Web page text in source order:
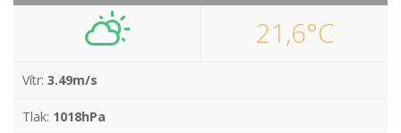
21,6°C
Vítr: 3.49m/s
Tlak: 1018hPa